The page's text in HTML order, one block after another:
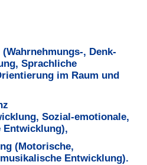
, Denk-
Sprachliche
im Raum und
Sozial-emotionale,
Entwicklung),
(Motorische,
Entwicklung).